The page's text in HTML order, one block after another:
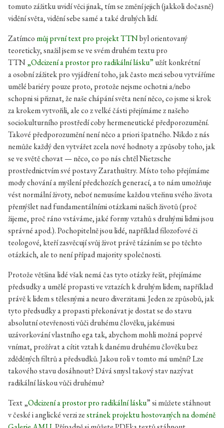
tomuto zážitku uvidí věci jinak, tím se změní jejich (jakkoli dočasně)
vidění světa, vidění sebe samé a také druhých lidí.
Zatímco můj první text pro projekt TTNbyl orientovaný
teoreticky, snažil jsem se ve svém druhém textu pro
TTN„Odcizení a prostor pro radikální lásku” užít konkrétní
a osobní zážitek pro vyjádření toho, jak často mezi sebou vytváříme
umělé bariéry pouze proto, protože nejsme ochotni a/nebo
schopni si přiznat, že naše chápání světa není něco, co jsme si krok
za krokem vytvořili, ale co z velké části přejímáme z našeho
sociokulturního prostředí coby hermeneutické předporozumění.
Takové předporozumění není něco a priori špatného. Nikdo z nás
nemůže každý den vytvářet zcela nové hodnoty a způsoby toho, jak
se ve světě chovat — něco, co po nás chtěl Nietzsche
prostřednictvím své postavy Zarathuštry. Místo toho přejímáme
mody chování a myšlení předchozích generací, a to nám umožňuje
vést normální životy, neboť nemusíme každou vteřinu svého života
přemýšlet nad fundamentálními otázkami našich životů (proč
žijeme, proč ráno vstáváme, jaké formy vztahů s druhými lidmi jsou
správné apod.). Pochopitelně jsou lidé, například filozofové či
teologové, kteří zasvěcují svůj život právě tázáním se po těchto
otázkách, ale to není případ majority společnosti.
Protože většina lidé však nemá čas tyto otázky řešit, přejímáme
předsudky a umělé propasti ve vztazích k druhým lidem; například
právě k lidem s tělesnými a neuro diverzitami. Jeden ze způsobů, jak
tyto předsudky a propasti překonávat je dostat se do stavu
absolutní otevřenosti vůči druhému člověku, jakémusi
uzávorkování vlastního ega tak, abychom mohli možná poprvé
vnímat, prožívat a cítit vztah k danému druhému člověku bez
zděděných filtrů a předsudků. Jakou roli v tomto má umění? Lze
takového stavu dosáhnout? Dává smysl takový stav nazývat
radikální láskou vůči druhému?
Text „Odcizení a prostor pro radikální lásku” si můžete stáhnout
v české i anglické verzi zestránek projektu hostovaných na doméně